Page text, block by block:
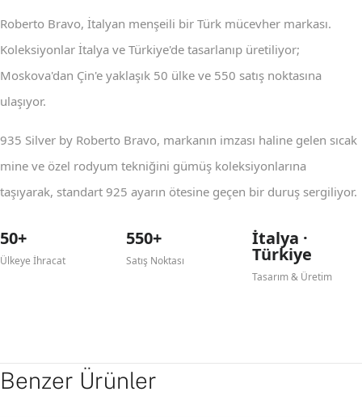
Roberto Bravo, İtalyan menşeili bir Türk mücevher markası.
Koleksiyonlar İtalya ve Türkiye'de tasarlanıp üretiliyor;
Moskova'dan Çin'e yaklaşık 50 ülke ve 550 satış noktasına
ulaşıyor.
935 Silver by Roberto Bravo, markanın imzası haline gelen sıcak
mine ve özel rodyum tekniğini gümüş koleksiyonlarına
taşıyarak, standart 925 ayarın ötesine geçen bir duruş sergiliyor.
50+
Ülkeye İhracat
550+
Satış Noktası
İtalya ·
Türkiye
Tasarım & Üretim
Benzer Ürünler